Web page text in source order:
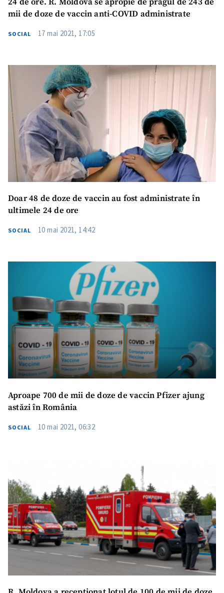
Trimite o informație
Despre ZdG
in English
на русском
mii de doze de vaccin anti-COVID administrate
SOCIAL 17 mai 2021, 17:05
Doar 48 de doze de vaccin au fost administrate în
ultimele 24 de ore
SOCIAL 10 mai 2021, 14:42
Aproape 700 de mii de doze de vaccin Pfizer ajung
astăzi în România
SOCIAL 10 mai 2021, 06:32